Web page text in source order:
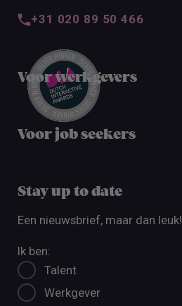
+31 020 89 50 466
Voor werkgevers
Voor job seekers
Stay up to date
Een nieuwsbrief, maar dan leuk!
Ik ben:
Talent
Werkgever